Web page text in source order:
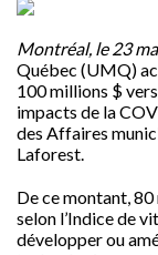
Montréal, le 23
Québec (UMQ)
100 millions $
impacts de la
des Affaires
Laforest.
De ce montant,
selon l’Indice de
développer ou